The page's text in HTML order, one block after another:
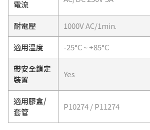
電流
耐電壓 1000V AC/1min.
適用溫度 -25°C ~ +85°C
帶安全鎖定
裝置
Yes
適用膠盒/
套管
P10274 / P11274